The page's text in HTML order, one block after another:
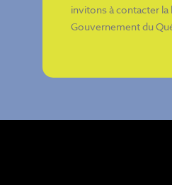
invitons à contacter la
Gouvernement du